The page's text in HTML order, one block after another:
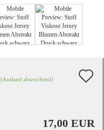
(Ausland abweichend)
17,00 EUR